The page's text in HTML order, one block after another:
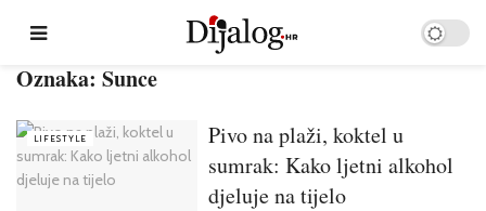
Oznaka: Sunce
LIFESTYLE
Pivo na plaži, koktel u
sumrak: Kako ljetni alkohol
djeluje na tijelo